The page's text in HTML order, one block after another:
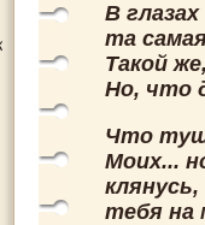
В
та
Такой
Но, что
Что
Моих...
тебя на